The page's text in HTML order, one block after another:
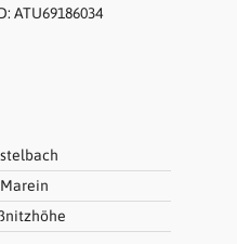
ATU69186034
Marein